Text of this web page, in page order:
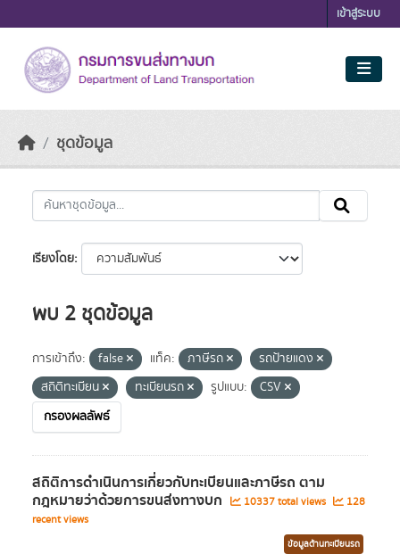
เข้าสู่ระบบ
ชุดข้อมูล
เรียงโดย
พบ 2 ชุดข้อมูล
การเข้าถึง: false แท็ค: ภาษีรถ
รถป้ายแดง
สถิติทะเบียน
ทะเบียนรถ รูปแบบ:
CSV
กรองผลลัพธ์
สถิติการดำเนินการเกี่ยวกับทะเบียนและภาษีรถ ตาม
กฎหมายว่าด้วยการขนส่งทางบก 10337 total views
128
recent views
ข้อมูลด้านทะเบียนรถ